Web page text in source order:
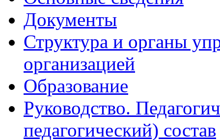
Документы
Структура и органы
организацией
Образование
Руководство.
педагогический) состав